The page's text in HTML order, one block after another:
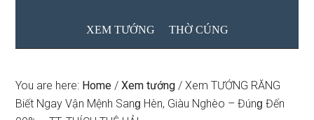
XEM TƯỚNG THỜ CÚNG
You are here: Home / Xem tướng / Xem TƯỚNG RĂNG
Biết Ngay Vận Mệnh Sanɡ Hèn, Giàu Nghèo – Đúnɡ Đến